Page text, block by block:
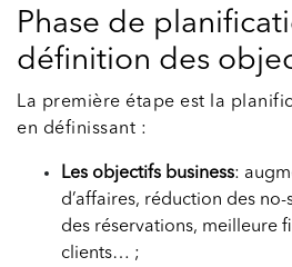
Phase de
définition des
La première étape est la
en définissant :
Les objectifs business:
d’affaires, réduction des
des réservations, meilleure
clients… ;